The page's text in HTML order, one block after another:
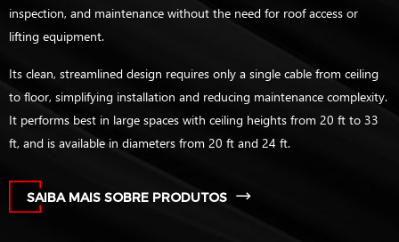
inspection, and maintenance without the need for roof access or
lifting equipment.
Its clean, streamlined design requires only a single cable from ceiling
to floor, simplifying installation and reducing maintenance complexity.
It performs best in large spaces with ceiling heights from 20 ft to 33
ft, and is available in diameters from 20 ft and 24 ft.
SAIBA MAIS SOBRE PRODUTOS